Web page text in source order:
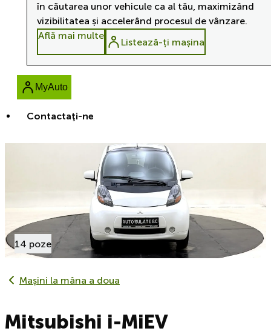
Contactaţi-ne
în căutarea unor vehicule ca al tău, maximizând
vizibilitatea și accelerând procesul de vânzare.
Află mai multe
Listează-ți mașina
MyAuto
14 poze
Mașini la mâna a doua
Mitsubishi i-MiEV